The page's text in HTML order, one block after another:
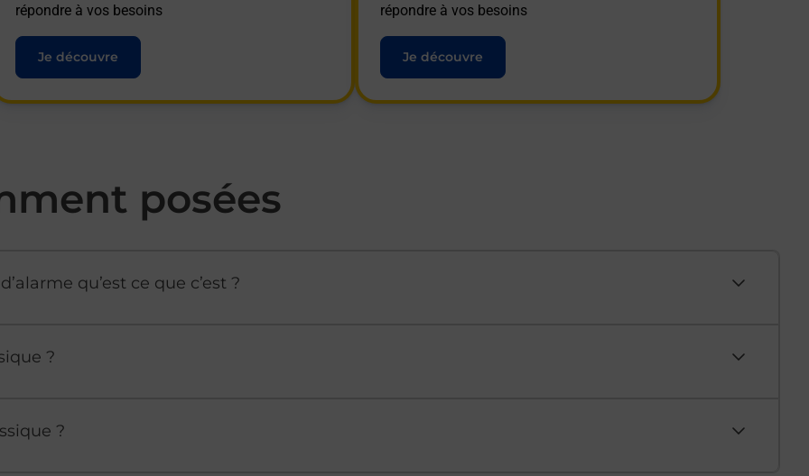
répondre à vos besoins
Je découvre
répondre à vos besoins
Je découvre
posées
qu’est ce que c’est ?
?
?